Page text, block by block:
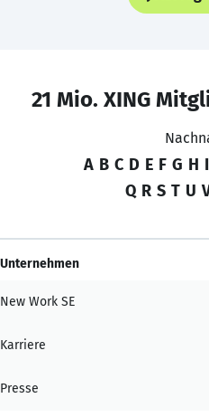
21 Mio. XING
A B C D E F G H I
Q R S T U
Unternehmen
New Work SE
Karriere
Presse